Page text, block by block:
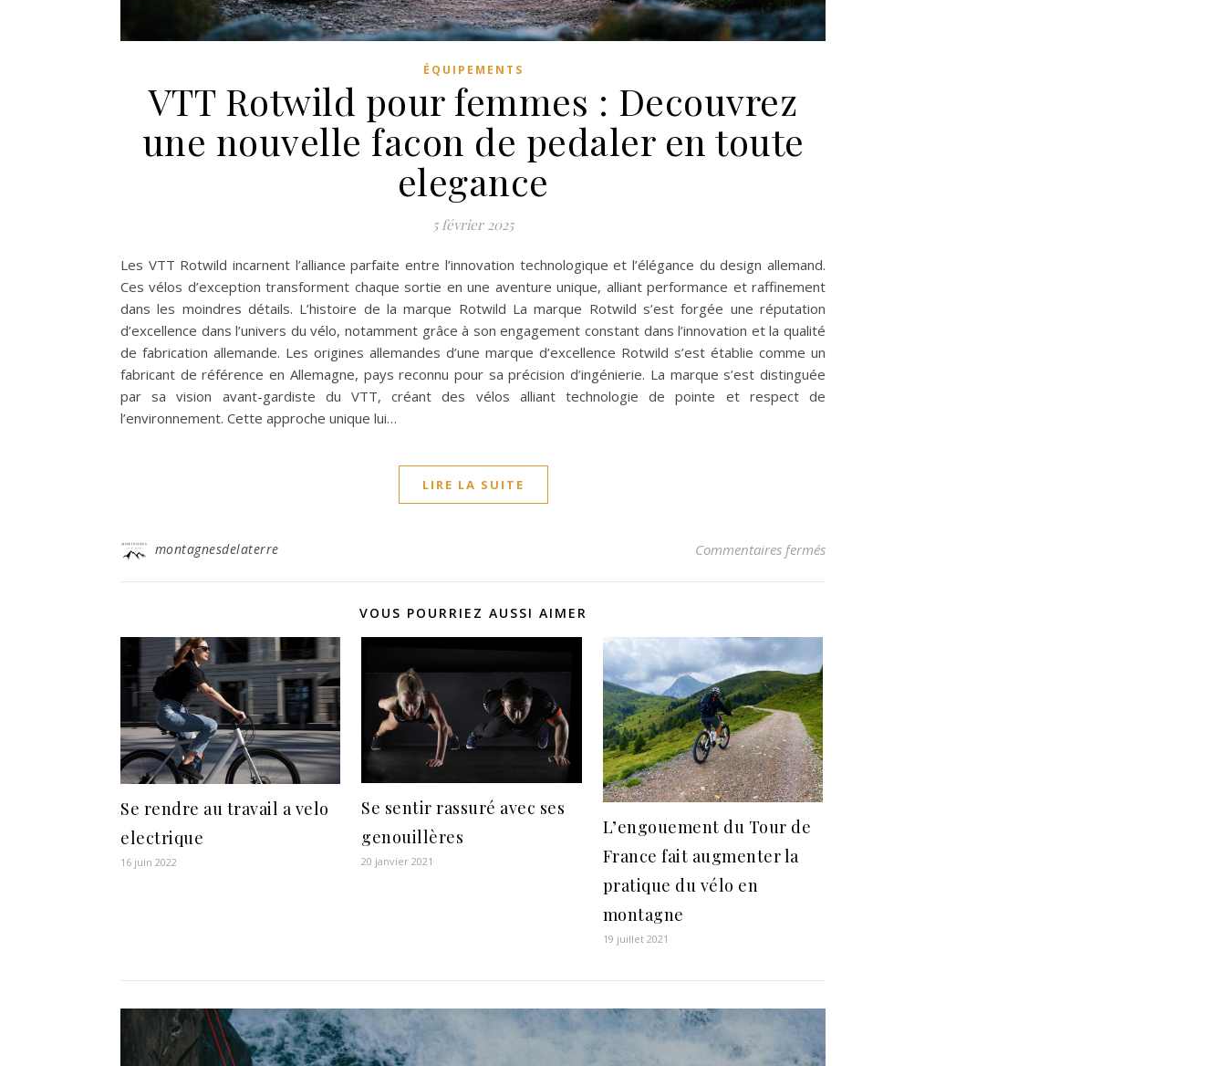
ÉQUIPEMENTS
VTT Rotwild pour femmes : Decouvrez
une nouvelle facon de pedaler en toute
elegance
5 février 2025
Les VTT Rotwild incarnent l’alliance parfaite entre l’innovation technologique et l’élégance du design allemand.
Ces vélos d’exception transforment chaque sortie en une aventure unique, alliant performance et raffinement
dans les moindres détails. L’histoire de la marque Rotwild La marque Rotwild s’est forgée une réputation
d’excellence dans l’univers du vélo, notamment grâce à son engagement constant dans l’innovation et la qualité
de fabrication allemande. Les origines allemandes d’une marque d’excellence Rotwild s’est établie comme un
fabricant de référence en Allemagne, pays reconnu pour sa précision d’ingénierie. La marque s’est distinguée
par sa vision avant-gardiste du VTT, créant des vélos alliant technologie de pointe et respect de
l’environnement. Cette approche unique lui…
LIRE LA SUITE
montagnesdelaterre Commentaires ferméssur VTT Rotwild pour femmes : Decouvrez une nouvelle facon de
VOUS POURRIEZ AUSSI AIMER
Se rendre au travail a velo
electrique
16 juin 2022
Se sentir rassuré avec ses
genouillères
20 janvier 2021
L’engouement du Tour de
France fait augmenter la
pratique du vélo en
montagne
19 juillet 2021